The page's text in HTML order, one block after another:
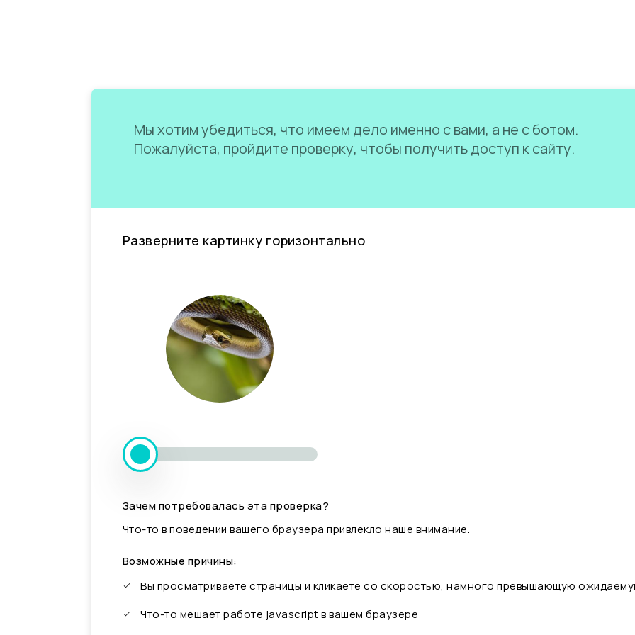
Мы хотим убедиться, что имеем дело именно с вами, а не с ботом.
Пожалуйста, пройдите проверку, чтобы получить доступ к сайту.
Разверните картинку горизонтально
Зачем потребовалась эта проверка?
Что-то в поведении вашего браузера привлекло наше внимание.
Возможные причины:
Вы просматриваете страницы и кликаете со скоростью, намного превышающую
Что-то мешает работе javascript в вашем браузере